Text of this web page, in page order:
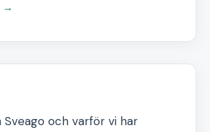
→
Sveago och varför vi har